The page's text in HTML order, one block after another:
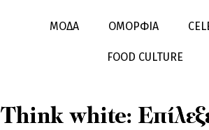
ΜΟΔΑ ΟΜΟΡΦΙΑ
FOOD CULTURE
ΟΜΟΡΦΙA
Think white: